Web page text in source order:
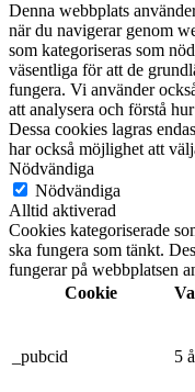
Denna webbplats
när du navigerar genom
som kategoriseras som
väsentliga för att de
fungera. Vi använder
att analysera och förstå
Dessa cookies lagras
har också möjlighet att
Nödvändiga
Nödvändiga
Alltid aktiverad
Cookies kategoriserade
ska fungera som tänkt.
fungerar på webbplatsen
Cookie
_pubcid 5